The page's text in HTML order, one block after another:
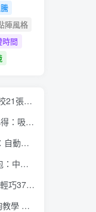
陣風格
間
人中之龍8攻略心得：大海原證照學校21張證照必勝法 全考題200題答案整理
小米無線洗地機W10 Pro開箱評測心得：吸塵拖地清洗3合1、90度可調式機身、續航力35分鐘、售價15995元
小米掃拖機器人X10+開箱評測心得：自動洗拖布與集塵、旋轉式拖布更乾淨、連續使用2小時、售價26995元
2023日本國際漫遊吃到飽資費懶人包：中華電信、遠傳電信、台灣大哥大、台灣之星、亞太電信
小米筋膜按摩槍Mini評測心得：重量輕巧375公克、3種替換頭和3種模式、售價2295元
SUICA西瓜卡、ICOCA使用期限查詢教學 最後使用日10年內都有效 Android、iOS都適用